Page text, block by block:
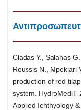
Cladas Y., Salahas
Roussis N., Mpekiari
production of red
system. HydroMediT
Applied Ichthyology